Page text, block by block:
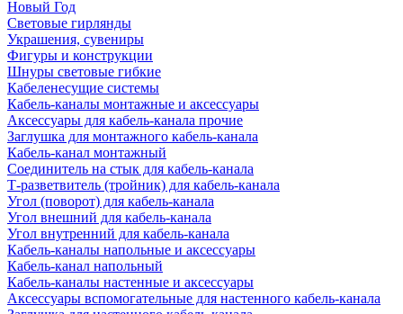
Новый Год
Световые гирлянды
Украшения, сувениры
Фигуры и конструкции
Шнуры световые гибкие
Кабеленесущие системы
Кабель-каналы монтажные и аксессуары
Аксессуары для кабель-канала прочие
Заглушка для монтажного кабель-канала
Кабель-канал монтажный
Соединитель на стык для кабель-канала
Т-разветвитель (тройник) для кабель-канала
Угол (поворот) для кабель-канала
Угол внешний для кабель-канала
Угол внутренний для кабель-канала
Кабель-каналы напольные и аксессуары
Кабель-канал напольный
Кабель-каналы настенные и аксессуары
Аксессуары вспомогательные для настенного кабель-канала